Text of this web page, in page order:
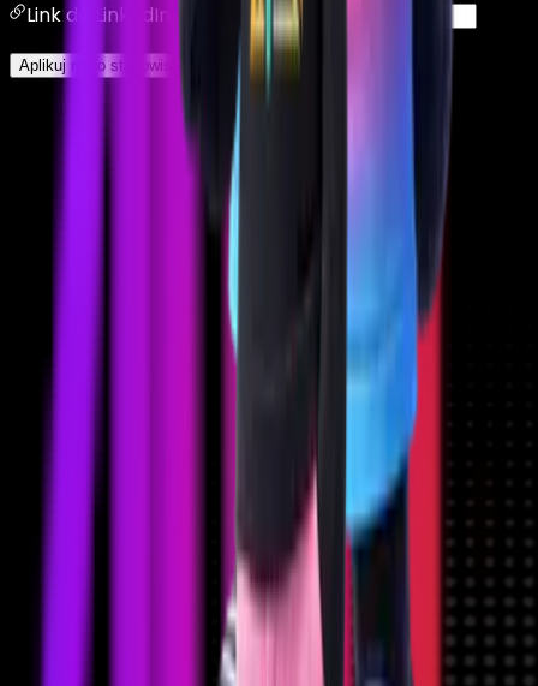
Link do LinkedIn／GitHub
Aplikuj na to stanowisko